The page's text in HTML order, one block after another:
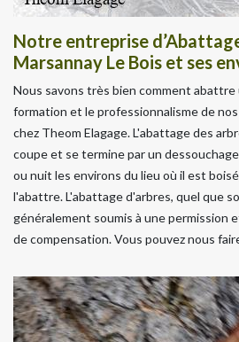
Notre entreprise
Marsannay Le Bois et ses
Nous savons très bien comment abattre
formation et le professionnalisme de
chez Theom Elagage. L'abattage des
coupe et se termine par un
ou nuit les environs du lieu où il est
l'abattre. L'abattage d'arbres, quel que
généralement soumis à une permission
de compensation. Vous pouvez nous